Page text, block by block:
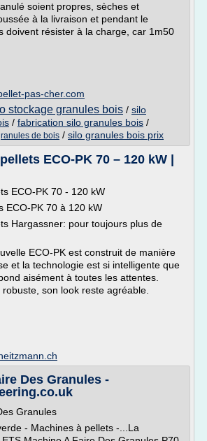
soient propres, sèches et
à la livraison et pendant le
doivent résister à la charge, car 1m50
pas-cher.com
stockage granules bois / silo
/ fabrication silo granules bois /
de bois / silo granules bois prix
ECO-PK 70 – 120 kW |
ECO-PK 70 - 120 kW
ECO-PK 70 à 120 kW
Hargassner: pour toujours plus de
ECO-PK est construit de manière
et la technologie est si intelligente que
aisément à toutes les attentes.
son look reste agréable.
Des Granules -
Granules
- Machines à pellets -...La